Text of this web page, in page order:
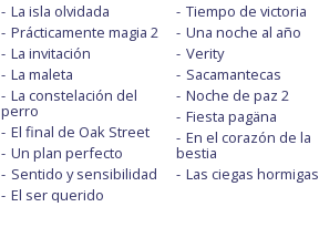
La isla olvidada
Prácticamente magia 2
La invitación
La maleta
La constelación del
perro
El final de Oak Street
Un plan perfecto
Sentido y sensibilidad
El ser querido
Tiempo de victoria
Una noche al año
Verity
Sacamantecas
Noche de paz 2
Fiesta pagäna
En el corazón de la
bestia
Las ciegas hormigas